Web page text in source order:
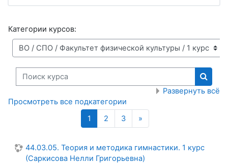
Категории курсов:
Поиск курса
Поиск
Развернуть всё
Просмотреть все подкатегории
1 (текущая)
2 3 »Далее
44.03.05. Теория и методика гимнастики. 1 курс
(Саркисова Нелли Григорьевна)